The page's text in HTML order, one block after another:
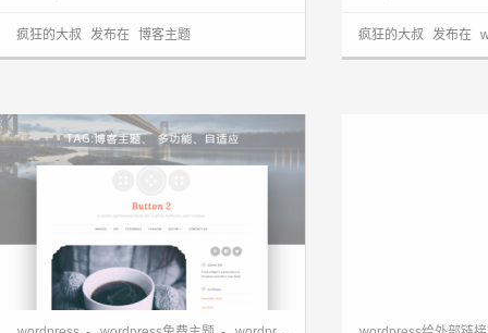
疯狂的大叔 发布在 博客主题 疯狂的大叔 发布在
wordpress简洁多功能双栏博客主题— Button2